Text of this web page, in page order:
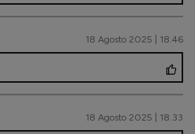
18 Agosto 2025 | 18.46
18 Agosto 2025 | 18.33